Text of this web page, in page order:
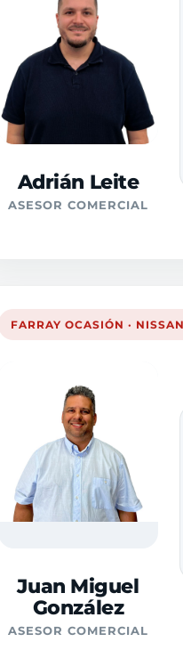
Adrián Leite
ASESOR COMERCIAL
FARRAY OCASIÓN · NISSAN
Juan Miguel
González
ASESOR COMERCIAL